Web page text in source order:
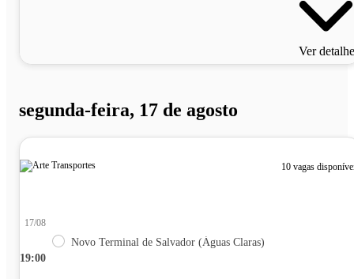
Ver
segunda-feira, 17 de agosto
10 vagas
19:00
17/08
Novo Terminal de Salvador (Águas Claras)